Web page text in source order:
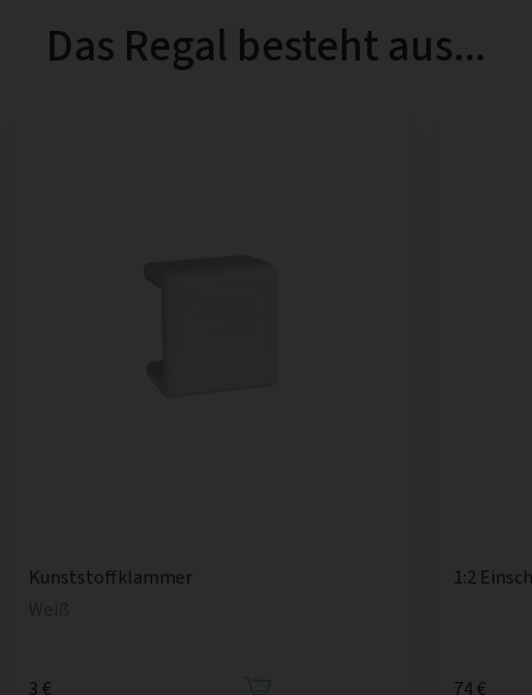
Das Regal besteht aus...
Kunststoffklammer
3 €
1:2
74 €